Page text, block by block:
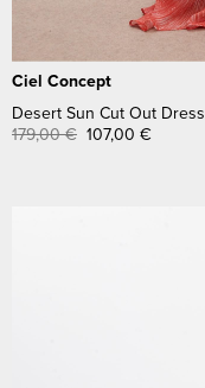
Ciel Concept
Desert Sun Cut Out Dress
179,00€ 107,00 €